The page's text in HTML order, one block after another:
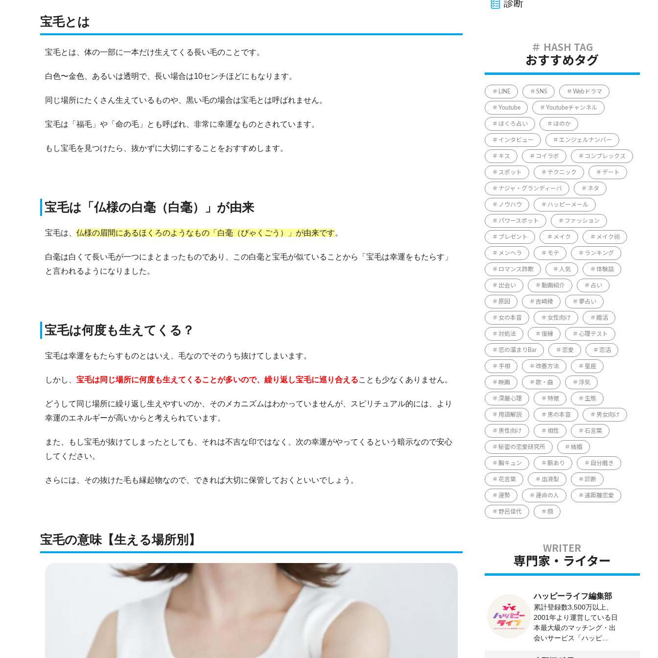
宝毛とは
宝毛とは、体の一部に一本だけ生えてくる長い毛のことです。
白色〜金色、あるいは透明で、長い場合は10センチほどにもなります。
同じ場所にたくさん生えているものや、黒い毛の場合は宝毛とは呼ばれません。
宝毛は「福毛」や「命の毛」とも呼ばれ、非常に幸運なものとされています。
もし宝毛を見つけたら、抜かずに大切にすることをおすすめします。
宝毛は「仏様の白毫（白毫）」が由来
宝毛は、 仏様の眉間にあるほくろのようなもの「 白毫（びゃくごう）」が由来です。
白毫は白くて長い毛が一つにまとまったものであり、この白毫と宝毛が似ていることから「宝毛は幸運をもたらす」
と言われるようになりました。
宝毛は何度も生えてくる？
宝毛は幸運をもたらすものとはいえ、毛なのでそのうち抜けてしまいます。
しかし、 宝毛は同じ場所に何度も生えてくることが多いので、繰り返し宝毛に巡り合えることも少なくありません。
どうして同じ場所に繰り返し生えやすいのか、そのメカニズムはわかっていませんが、スピリチュアル的には、より
幸運のエネルギーが高いからと考えられています。
また、もし宝毛が抜けてしまったとしても、それは不吉な印ではなく、次の幸運がやってくるという暗示なので安心
してください。
さらには、その抜けた毛も縁起物なので、できれば大切に保管しておくといいでしょう。
宝毛の意味【生える場所別】
診断
おすすめタグ
LINE SNS Webドラマ
Youtube Youtubeチャンネル
ほくろ占い ほのか
インタビュー エンジェルナンバー
キス コイラボ コンプレックス
スポット テクニック デート
ナジャ・グランディーバ ネタ
ノウハウ ハッピーメール
パワースポット ファッション
プレゼント メイク メイク術
メンヘラ モテ ランキング
ロマンス詐欺 人気 体験談
出会い 動画紹介 占い
原因 吉崎綾 夢占い
女の本音 女性向け 婚活
対処法 復縁 心理テスト
恋の溜まりBar 恋愛 恋活
手相 改善方法 星座
映画 歌・曲 浮気
深層心理 特徴 生態
用語解説 男の本音 男女向け
男性向け 相性 石言葉
秘密の恋愛研究所 結婚
胸キュン 脈あり 自分磨き
花言葉 血液型 診断
運勢 運命の人 遠距離恋愛
野呂佳代 顔
専門家・ライター
ハッピーライフ編集部
累計登録数3,500万以上、
2001年より運営している日
本最大級のマッチング・出
会いサービス「ハッピ...